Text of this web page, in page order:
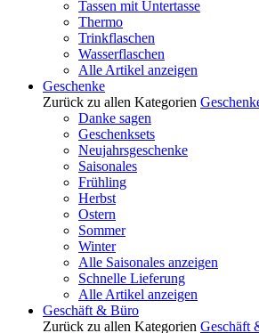
Tassen mit Untertasse
Thermo
Trinkflaschen
Wasserflaschen
Alle Artikel anzeigen
Geschenke
Zurück zu allen Kategorien
Danke sagen
Geschenksets
Neujahrsgeschenke
Saisonales
Frühling
Herbst
Ostern
Sommer
Winter
Alle Saisonales anzeigen
Schnelle Lieferung
Alle Artikel anzeigen
Geschäft & Büro
Zurück zu allen Kategorien Geschäft